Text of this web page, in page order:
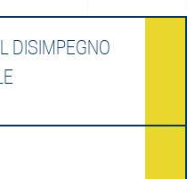
DISIMPEGNO